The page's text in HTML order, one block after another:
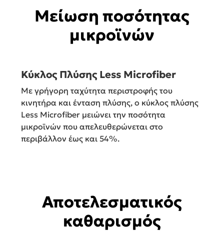
Μείωση ποσότητας
μικροϊνών
Κύκλος Πλύσης Less Microfiber
Με γρήγορη ταχύτητα περιστροφής του
κινητήρα και ένταση πλύσης, ο κύκλος πλύσης
Less Microfiber μειώνει την ποσότητα
μικροϊνών που απελευθερώνεται στο
περιβάλλον έως και 54%.
Αποτελεσματικός
καθαρισμός